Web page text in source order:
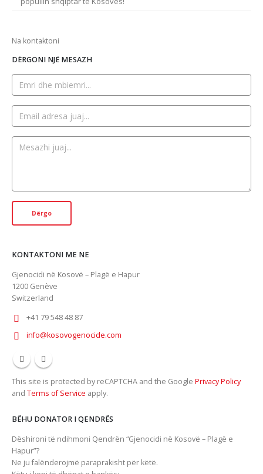
Na kontaktoni
DËRGONI NJË MESAZH
KONTAKTONI ME NE
Gjenocidi në Kosovë – Plagë e Hapur
1200 Genève
Switzerland
+41 79 548 48 87
info@kosovogenocide.com
This site is protected by reCAPTCHA and the Google Privacy Policy
and Terms of Service apply.
BËHU DONATOR I QENDRËS
Dëshironi të ndihmoni Qendrën “Gjenocidi në Kosovë – Plagë e
Hapur”?
Ne ju falënderojmë paraprakisht për këtë.